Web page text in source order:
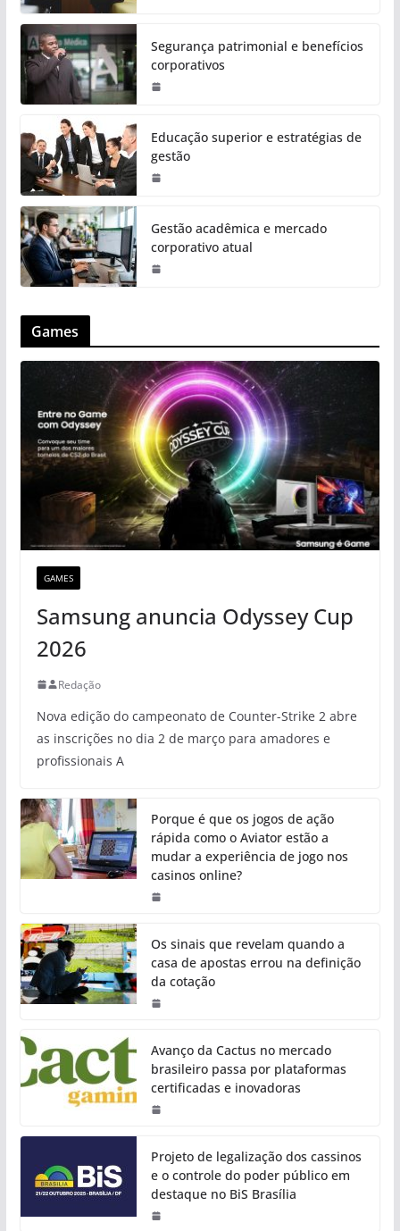
Segurança patrimonial e benefícios
corporativos
Educação superior e estratégias de
gestão
Gestão acadêmica e mercado
corporativo atual
Games
GAMES
Samsung anuncia Odyssey Cup
2026
Redação
Nova edição do campeonato de Counter-Strike 2 abre
as inscrições no dia 2 de março para amadores e
profissionais A
Porque é que os jogos de ação
rápida como o Aviator estão a
mudar a experiência de jogo nos
casinos online?
Os sinais que revelam quando a
casa de apostas errou na definição
da cotação
Avanço da Cactus no mercado
brasileiro passa por plataformas
certificadas e inovadoras
Projeto de legalização dos cassinos
e o controle do poder público em
destaque no BiS Brasília